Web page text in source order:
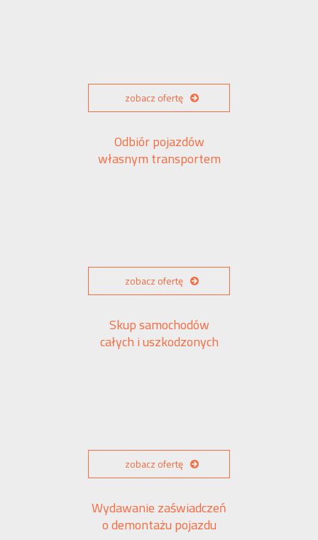
zobacz ofertę
Odbiór pojazdów
własnym transportem
zobacz ofertę
Skup samochodów
całych i uszkodzonych
zobacz ofertę
Wydawanie zaświadczeń
o demontażu pojazdu